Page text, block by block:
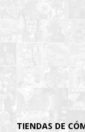
TIENDAS DE